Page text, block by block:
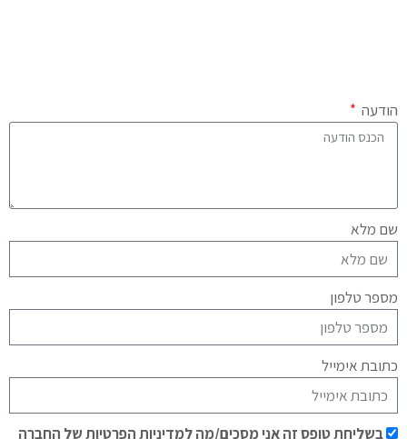
הודעה
שם מלא
מספר טלפון
כתובת אימייל
בשליחת טופס זה אני מסכים/מה למדיניות הפרטיות של החברה